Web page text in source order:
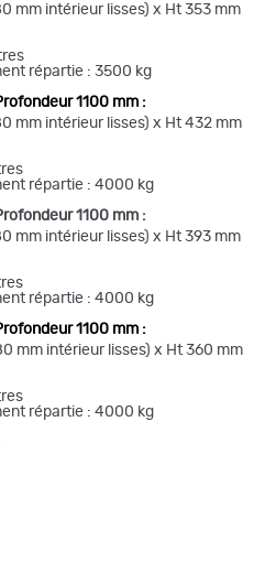
mm intérieur lisses) x Ht 353 mm
répartie : 3500 kg
1100 mm :
mm intérieur lisses) x Ht 432 mm
répartie : 4000 kg
1100 mm :
mm intérieur lisses) x Ht 393 mm
répartie : 4000 kg
1100 mm :
mm intérieur lisses) x Ht 360 mm
répartie : 4000 kg